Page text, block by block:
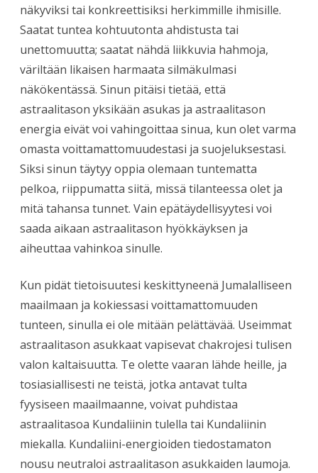
näkyviksi tai konkreettisiksi herkimmille ihmisille.
Saatat tuntea kohtuutonta ahdistusta tai
unettomuutta; saatat nähdä liikkuvia hahmoja,
väriltään likaisen harmaata silmäkulmasi
näkökentässä. Sinun pitäisi tietää, että
astraalitason yksikään asukas ja astraalitason
energia eivät voi vahingoittaa sinua, kun olet varma
omasta voittamattomuudestasi ja suojeluksestasi.
Siksi sinun täytyy oppia olemaan tuntematta
pelkoa, riippumatta siitä, missä tilanteessa olet ja
mitä tahansa tunnet. Vain epätäydellisyytesi voi
saada aikaan astraalitason hyökkäyksen ja
aiheuttaa vahinkoa sinulle.
Kun pidät tietoisuutesi keskittyneenä Jumalalliseen
maailmaan ja kokiessasi voittamattomuuden
tunteen, sinulla ei ole mitään pelättävää. Useimmat
astraalitason asukkaat vapisevat chakrojesi tulisen
valon kaltaisuutta. Te olette vaaran lähde heille, ja
tosiasiallisesti ne teistä, jotka antavat tulta
fyysiseen maailmaanne, voivat puhdistaa
astraalitasoa Kundaliinin tulella tai Kundaliinin
miekalla. Kundaliini-energioiden tiedostamaton
nousu neutraloi astraalitason asukkaiden laumoja.